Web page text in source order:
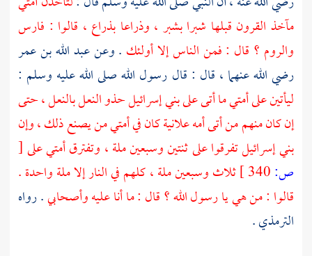
مآخذ القرون قبلها شبرا بشبر ، وذراعا بذراع ، قالوا : فارس
والروم ؟ قال : فمن الناس إلا أولئك . وعنعبد الله بن عمر
رضي الله عنهما ، قال : قال رسول الله صلى الله عليه وسلم :
ليأتين على أمتي ما أتى علىبني إسرائيلحذو النعل بالنعل ، حتى
إن كان منهم من أتى أمه علانية كان في أمتي من يصنع ذلك ، وإن
بني إسرائيلتفرقوا على ثنتين وسبعين ملة ، وتفترق أمتي على[
ص:
ثلاث وسبعين ملة ، كلهم في النار إلا ملة واحدة .
قالوا : من هي يا رسول الله ؟ قال : ما أنا عليه وأصحابي. رواه
الترمذي.